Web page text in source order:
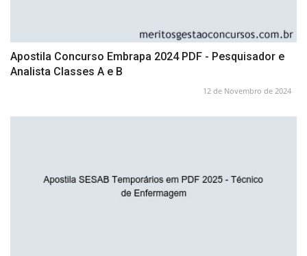
Apostila Concurso Embrapa 2024 PDF - Pesquisador e
Analista Classes A e B
12 de Novembro de 2024